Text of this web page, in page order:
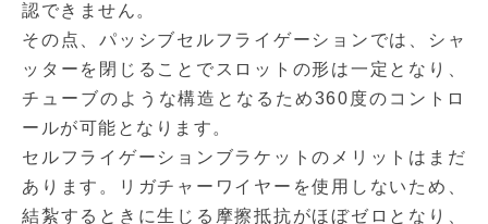
認できません。
その点、パッシブセルフライゲーションでは、シャ
ッターを閉じることでスロットの形は一定となり、
チューブのような構造となるため360度のコントロ
ールが可能となります。
セルフライゲーションブラケットのメリットはまだ
あります。リガチャーワイヤーを使用しないため、
結紮するときに生じる摩擦抵抗がほぼゼロとなり、